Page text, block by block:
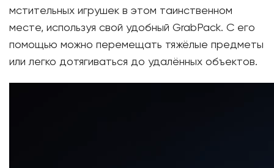
мстительных игрушек в этом таинственном
месте, используя свой удобный GrabPack. С его
помощью можно перемещать тяжёлые предметы
или легко дотягиваться до удалённых объектов.